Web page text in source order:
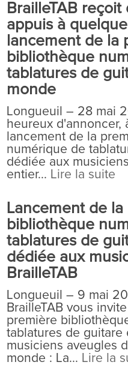
BrailleTAB
appuis à
lancement de la
bibliothèque
tablatures de
monde
Longueuil – 28 mai
heureux d'annoncer,
lancement de la
numérique de
dédiée aux
entier... Lire la suite
Lancement de
bibliothèque
tablatures de
dédiée aux
BrailleTAB
Longueuil – 9 mai
BrailleTAB vous
première
tablatures de
musiciens aveugles
monde : La... Lire la